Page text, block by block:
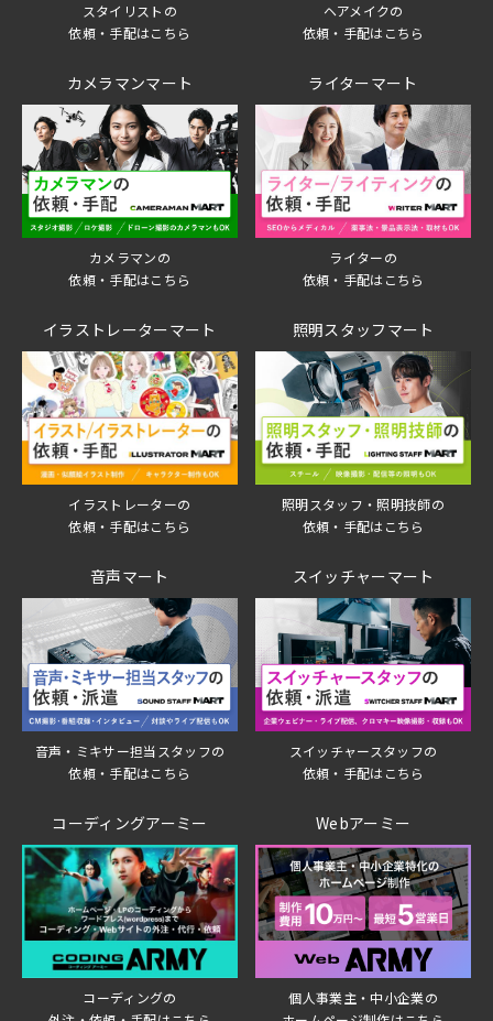
スタイリストの
依頼・手配はこちら
ヘアメイクの
依頼・手配はこちら
カメラマンマート
カメラマンの
依頼・手配はこちら
ライターマート
ライターの
依頼・手配はこちら
イラストレーターマート
イラストレーターの
依頼・手配はこちら
照明スタッフマート
照明スタッフ・照明技師の
依頼・手配はこちら
音声マート
音声・ミキサー担当スタッフの
依頼・手配はこちら
スイッチャーマート
スイッチャースタッフの
依頼・手配はこちら
コーディングアーミー
コーディングの
Webアーミー
個人事業主・中小企業の